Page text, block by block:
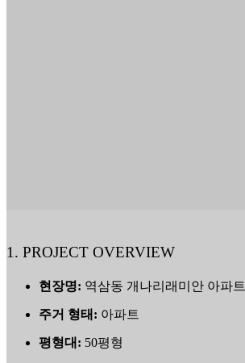
1. PROJECT OVERVIEW
현장명: 역삼동 개나리래미안 아파트
주거 형태: 아파트
평형대: 50평형